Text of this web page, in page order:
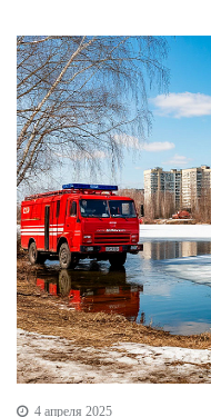
4 апреля 2025